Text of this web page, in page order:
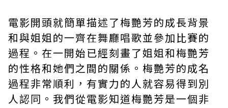
電影開頭就簡單描述了梅艷芳的成長背景
和與姐姐的一齊在舞廳唱歌並參加比賽的
過程。在一開始已經刻畫了姐姐和梅艷芳
的性格和她們之間的關係。梅艷芳的成名
過程非常順利，有實力的人就容易得到別
人認同。我們從電影知道梅艷芳是一個非